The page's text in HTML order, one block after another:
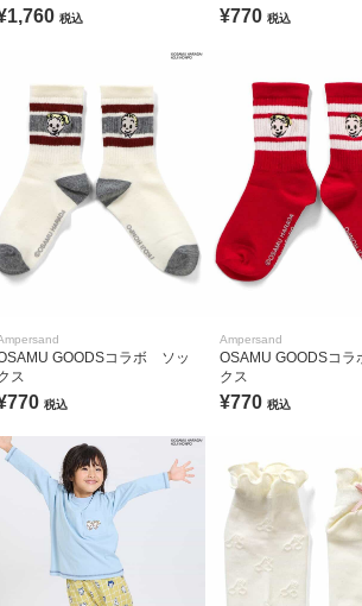
税込 ¥770 税込
GOODSコラボ ソッ
ス
税込
Ampersand
OSAMU GOODSコ
クス
¥770 税込